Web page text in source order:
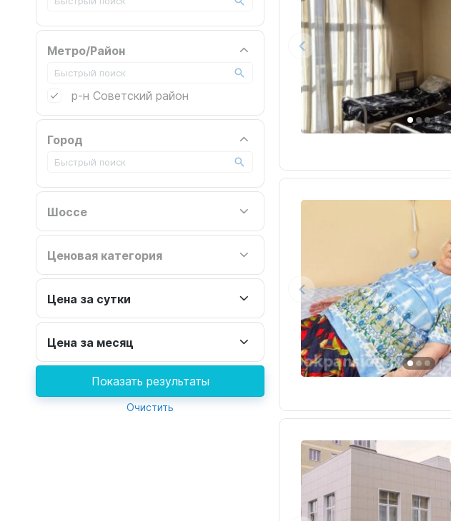
Метро/Район
р-н Советский район
Город
Шоссе
Ценовая категория
Цена за сутки
Цена за месяц
Показать результаты
Очистить